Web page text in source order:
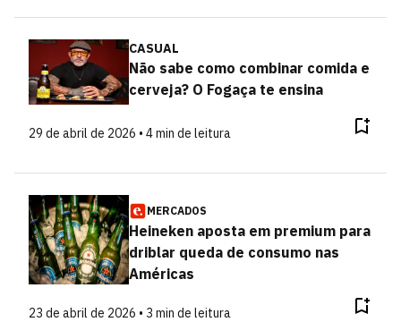
CASUAL
Não sabe como combinar comida e
cerveja? O Fogaça te ensina
29 de abril de 2026 • 4 min de leitura
MERCADOS
Heineken aposta em premium para
driblar queda de consumo nas
Américas
23 de abril de 2026 • 3 min de leitura